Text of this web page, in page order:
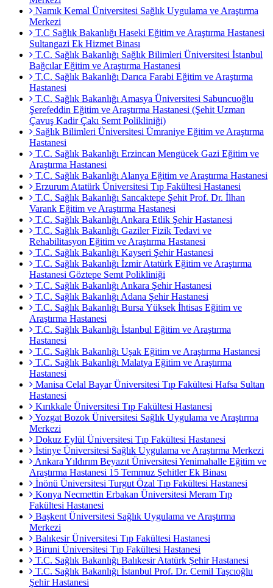
Namık Kemal Üniversitesi Sağlık Uygulama ve Araştırma
Merkezi
T.C Sağlık Bakanlığı Haseki Eğitim ve Araştırma Hastanesi
Sultangazi Ek Hizmet Binası
T.C. Sağlık Bakanlığı Sağlık Bilimleri Üniversitesi İstanbul
Bağcılar Eğitim ve Araştırma Hastanesi
T.C. Sağlık Bakanlığı Darıca Farabi Eğitim ve Araştırma
Hastanesi
T.C. Sağlık Bakanlığı Amasya Üniversitesi Sabuncuoğlu
Şerefeddin Eğitim ve Araştırma Hastanesi (Şehit Uzman
Çavuş Kadir Çakı Semt Polikliniği)
Sağlık Bilimleri Üniversitesi Ümraniye Eğitim ve Araştırma
Hastanesi
T.C. Sağlık Bakanlığı Erzincan Mengücek Gazi Eğitim ve
Araştırma Hastanesi
T.C. Sağlık Bakanlığı Alanya Eğitim ve Araştırma Hastanesi
Erzurum Atatürk Üniversitesi Tıp Fakültesi Hastanesi
T.C. Sağlık Bakanlığı Sancaktepe Şehit Prof. Dr. İlhan
Varank Eğitim ve Araştırma Hastanesi
T.C. Sağlık Bakanlığı Ankara Etlik Şehir Hastanesi
T.C. Sağlık Bakanlığı Gaziler Fizik Tedavi ve
Rehabilitasyon Eğitim ve Araştırma Hastanesi
T.C. Sağlık Bakanlığı Kayseri Şehir Hastanesi
T.C. Sağlık Bakanlığı İzmir Atatürk Eğitim ve Araştırma
Hastanesi Göztepe Semt Polikliniği
T.C. Sağlık Bakanlığı Ankara Şehir Hastanesi
T.C. Sağlık Bakanlığı Adana Şehir Hastanesi
T.C. Sağlık Bakanlığı Bursa Yüksek İhtisas Eğitim ve
Araştırma Hastanesi
T.C. Sağlık Bakanlığı İstanbul Eğitim ve Araştırma
Hastanesi
T.C. Sağlık Bakanlığı Uşak Eğitim ve Araştırma Hastanesi
T.C. Sağlık Bakanlığı Malatya Eğitim ve Araştırma
Hastanesi
Manisa Celal Bayar Üniversitesi Tıp Fakültesi Hafsa Sultan
Hastanesi
Kırıkkale Üniversitesi Tıp Fakültesi Hastanesi
Yozgat Bozok Üniversitesi Sağlık Uygulama ve Araştırma
Merkezi
Dokuz Eylül Üniversitesi Tıp Fakültesi Hastanesi
İstinye Üniversitesi Sağlık Uygulama ve Araştırma Merkezi
Ankara Yıldırım Beyazıt Üniversitesi Yenimahalle Eğitim ve
Araştırma Hastanesi 15 Temmuz Şehitler Ek Binası
İnönü Üniversitesi Turgut Özal Tıp Fakültesi Hastanesi
Konya Necmettin Erbakan Üniversitesi Meram Tıp
Fakültesi Hastanesi
Başkent Üniversitesi Sağlık Uygulama ve Araştırma
Merkezi
Balıkesir Üniversitesi Tıp Fakültesi Hastanesi
Biruni Üniversitesi Tıp Fakültesi Hastanesi
T.C. Sağlık Bakanlığı Balıkesir Atatürk Şehir Hastanesi
T.C. Sağlık Bakanlığı İstanbul Prof. Dr. Cemil Taşcıoğlu
Şehir Hastanesi